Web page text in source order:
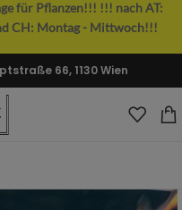
für Pflanzen!!! !!! nach AT:
CH: Montag - Mittwoch!!!
66, 1130 Wien